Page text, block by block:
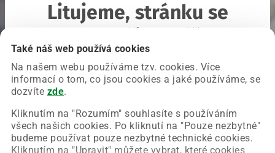
Také náš web používá cookies
Na našem webu používáme tzv. cookies. Více
informací o tom, co jsou cookies a jaké používáme, se
dozvíte zde.
Kliknutím na "Rozumím" souhlasíte s používáním
všech našich cookies. Po kliknutí na "Pouze nezbytné"
budeme používat pouze nezbytné technické cookies.
Kliknutím na "Upravit" můžete vybrat, které cookies
Litujeme, stránku se
Chyba nastala na naší straně a už ji opravujeme.
Zkuste prosím znovu načíst požadovanou stránku.
Obnovit stránku Úvodní strana